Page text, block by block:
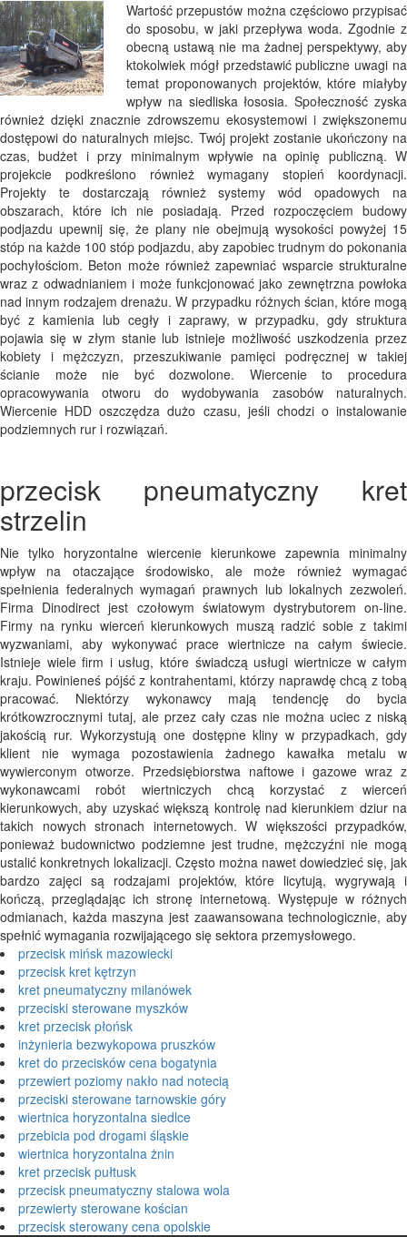
Wartość przepustów można częściowo przypisać
do sposobu, w jaki przepływa woda. Zgodnie z
obecną ustawą nie ma żadnej perspektywy, aby
ktokolwiek mógł przedstawić publiczne uwagi na
temat proponowanych projektów, które miałyby
wpływ na siedliska łososia. Społeczność zyska
również dzięki znacznie zdrowszemu ekosystemowi i zwiększonemu
dostępowi do naturalnych miejsc. Twój projekt zostanie ukończony na
czas, budżet i przy minimalnym wpływie na opinię publiczną. W
projekcie podkreślono również wymagany stopień koordynacji.
Projekty te dostarczają również systemy wód opadowych na
obszarach, które ich nie posiadają. Przed rozpoczęciem budowy
podjazdu upewnij się, że plany nie obejmują wysokości powyżej 15
stóp na każde 100 stóp podjazdu, aby zapobiec trudnym do pokonania
pochyłościom. Beton może również zapewniać wsparcie strukturalne
wraz z odwadnianiem i może funkcjonować jako zewnętrzna powłoka
nad innym rodzajem drenażu. W przypadku różnych ścian, które mogą
być z kamienia lub cegły i zaprawy, w przypadku, gdy struktura
pojawia się w złym stanie lub istnieje możliwość uszkodzenia przez
kobiety i mężczyzn, przeszukiwanie pamięci podręcznej w takiej
ścianie może nie być dozwolone. Wiercenie to procedura
opracowywania otworu do wydobywania zasobów naturalnych.
Wiercenie HDD oszczędza dużo czasu, jeśli chodzi o instalowanie
podziemnych rur i rozwiązań.
przecisk pneumatyczny kret
strzelin
Nie tylko horyzontalne wiercenie kierunkowe zapewnia minimalny
wpływ na otaczające środowisko, ale może również wymagać
spełnienia federalnych wymagań prawnych lub lokalnych zezwoleń.
Firma Dinodirect jest czołowym światowym dystrybutorem on-line.
Firmy na rynku wierceń kierunkowych muszą radzić sobie z takimi
wyzwaniami, aby wykonywać prace wiertnicze na całym świecie.
Istnieje wiele firm i usług, które świadczą usługi wiertnicze w całym
kraju. Powinieneś pójść z kontrahentami, którzy naprawdę chcą z tobą
pracować. Niektórzy wykonawcy mają tendencję do bycia
krótkowzrocznymi tutaj, ale przez cały czas nie można uciec z niską
jakością rur. Wykorzystują one dostępne kliny w przypadkach, gdy
klient nie wymaga pozostawienia żadnego kawałka metalu w
wywierconym otworze. Przedsiębiorstwa naftowe i gazowe wraz z
wykonawcami robót wiertniczych chcą korzystać z wierceń
kierunkowych, aby uzyskać większą kontrolę nad kierunkiem dziur na
takich nowych stronach internetowych. W większości przypadków,
ponieważ budownictwo podziemne jest trudne, mężczyźni nie mogą
ustalić konkretnych lokalizacji. Często można nawet dowiedzieć się, jak
bardzo zajęci są rodzajami projektów, które licytują, wygrywają i
kończą, przeglądając ich stronę internetową. Występuje w różnych
odmianach, każda maszyna jest zaawansowana technologicznie, aby
spełnić wymagania rozwijającego się sektora przemysłowego.
przecisk mińsk mazowiecki
przecisk kret kętrzyn
kret pneumatyczny milanówek
przeciski sterowane myszków
kret przecisk płońsk
inżynieria bezwykopowa pruszków
kret do przecisków cena bogatynia
przewiert poziomy nakło nad notecią
przeciski sterowane tarnowskie góry
wiertnica horyzontalna siedlce
przebicia pod drogami śląskie
wiertnica horyzontalna żnin
kret przecisk pułtusk
przecisk pneumatyczny stalowa wola
przewierty sterowane kościan
przecisk sterowany cena opolskie